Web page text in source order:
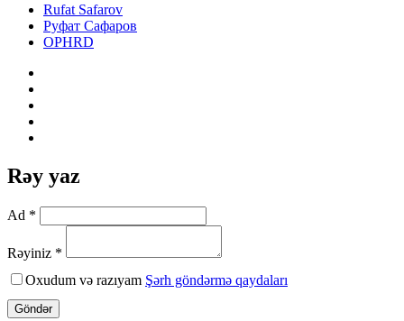
Rufat Safarov
Руфат Сафаров
OPHRD
Rəy yaz
Ad *
Rəyiniz *
Oxudum və razıyam Şərh göndərmə qaydaları
Göndər